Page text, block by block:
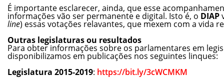
É importante esclarecer, ainda, que esse
informações vão ser permanente e digital. Isto é, o DIAP
line) essas votações relavantes, que mexem com a vida
Outras legislaturas ou resultados
Para obter informações sobre os parlamentares em
disponibilizamos em publicações nos seguintes linques:
Legislatura 2015-2019: https://bit.ly/3cWCMKM